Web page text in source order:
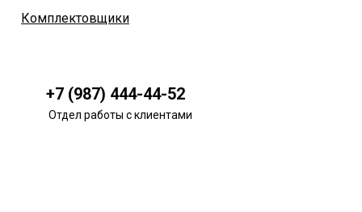
Комплектовщики
Отдел работы с клиентами
+7 (987) 444-44-52